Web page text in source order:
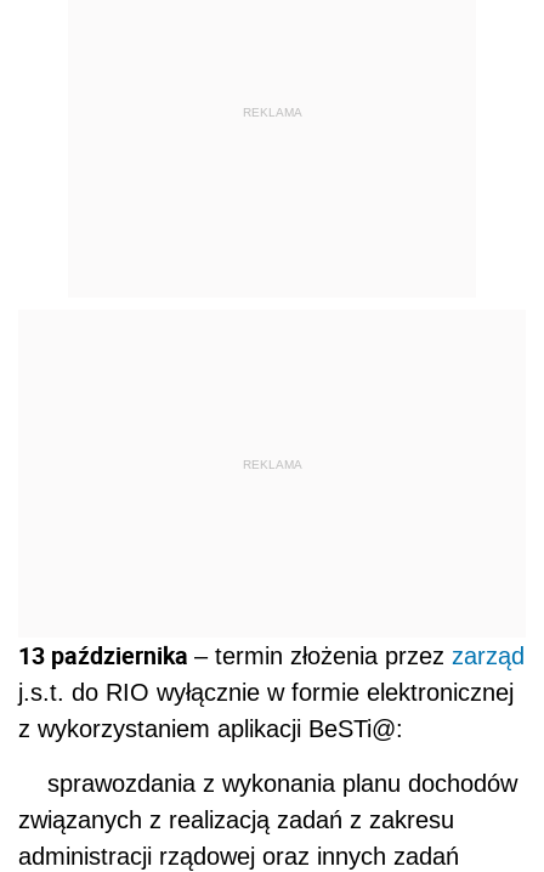
REKLAMA
REKLAMA
13 października – termin złożenia przez zarząd
j.s.t. do RIO wyłącznie w formie elektronicznej
z wykorzystaniem aplikacji BeSTi@:
sprawozdania z wykonania planu dochodów
związanych z realizacją zadań z zakresu
administracji rządowej oraz innych zadań